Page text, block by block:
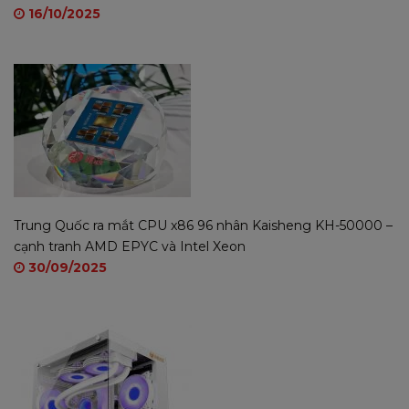
Thẻ nhớ MicroSDHC
tương thích với mọi thiết bị như điện thoại
thông minh, máy tính bảng và máy ảnh được
TCS phân phối chính hãng...
16/10/2025
Trung Quốc ra mắt CPU x86 96 nhân Kaisheng KH-50000 –
cạnh tranh AMD EPYC và Intel Xeon
30/09/2025